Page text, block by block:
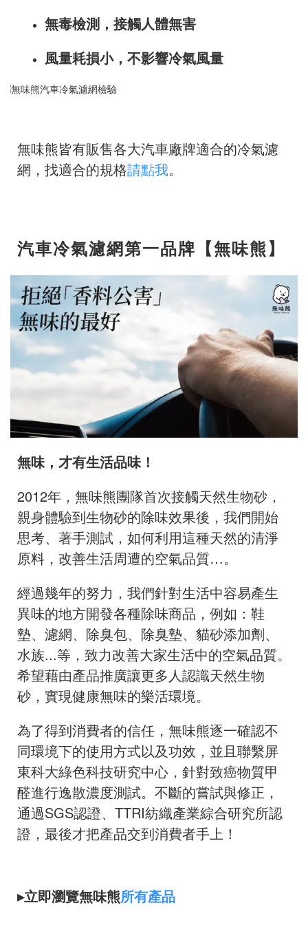
無毒檢測，接觸人體無害
風量耗損小，不影響冷氣風量
無味熊皆有販售各大汽車廠牌適合的冷氣濾
網，找適合的規格請點我。
汽車冷氣濾網第一品牌【無味熊】
無味，才有生活品味！
2012年，無味熊團隊首次接觸天然生物砂，
親身體驗到生物砂的除味效果後，我們開始
思考、著手測試，如何利用這種天然的清淨
原料，改善生活周遭的空氣品質…。
經過幾年的努力，我們針對生活中容易產生
異味的地方開發各種除味商品，例如：鞋
墊、濾網、除臭包、除臭墊、貓砂添加劑、
水族...等，致力改善大家生活中的空氣品質。
希望藉由產品推廣讓更多人認識天然生物
砂，實現健康無味的樂活環境。
為了得到消費者的信任，無味熊逐一確認不
同環境下的使用方式以及功效，並且聯繫屏
東科大綠色科技研究中心，針對致癌物質甲
醛進行逸散濃度測試。不斷的嘗試與修正，
通過SGS認證、TTRI紡織產業綜合研究所認
證，最後才把產品交到消費者手上！
▸立即瀏覽無味熊所有產品